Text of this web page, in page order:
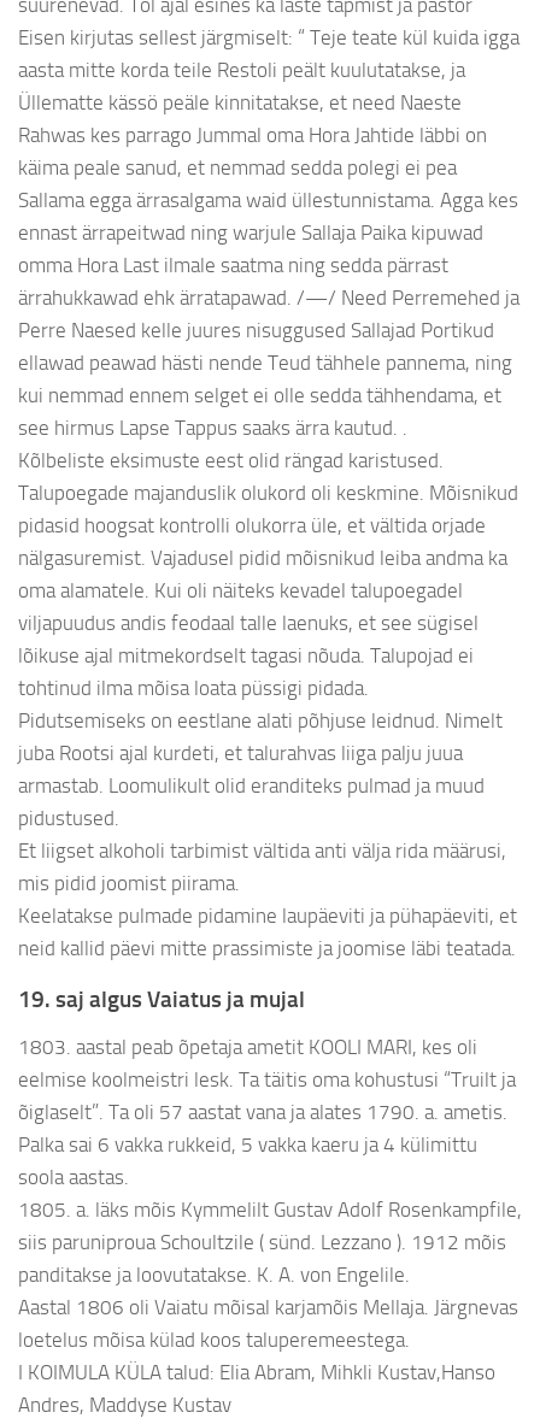
suurenevad. Tol ajal esines ka laste tapmist ja pastor
Eisen kirjutas sellest järgmiselt: “ Teje teate kül kuida igga
aasta mitte korda teile Restoli peält kuulutatakse, ja
Üllematte kässö peäle kinnitatakse, et need Naeste
Rahwas kes parrago Jummal oma Hora Jahtide läbbi on
käima peale sanud, et nemmad sedda polegi ei pea
Sallama egga ärrasalgama waid üllestunnistama. Agga kes
ennast ärrapeitwad ning warjule Sallaja Paika kipuwad
omma Hora Last ilmale saatma ning sedda pärrast
ärrahukkawad ehk ärratapawad. /—/ Need Perremehed ja
Perre Naesed kelle juures nisuggused Sallajad Portikud
ellawad peawad hästi nende Teud tähhele pannema, ning
kui nemmad ennem selget ei olle sedda tähhendama, et
see hirmus Lapse Tappus saaks ärra kautud. .
Kõlbeliste eksimuste eest olid rängad karistused.
Talupoegade majanduslik olukord oli keskmine. Mõisnikud
pidasid hoogsat kontrolli olukorra üle, et vältida orjade
nälgasuremist. Vajadusel pidid mõisnikud leiba andma ka
oma alamatele. Kui oli näiteks kevadel talupoegadel
viljapuudus andis feodaal talle laenuks, et see sügisel
lõikuse ajal mitmekordselt tagasi nõuda. Talupojad ei
tohtinud ilma mõisa loata püssigi pidada.
Pidutsemiseks on eestlane alati põhjuse leidnud. Nimelt
juba Rootsi ajal kurdeti, et talurahvas liiga palju juua
armastab. Loomulikult olid eranditeks pulmad ja muud
pidustused.
Et liigset alkoholi tarbimist vältida anti välja rida määrusi,
mis pidid joomist piirama.
Keelatakse pulmade pidamine laupäeviti ja pühapäeviti, et
neid kallid päevi mitte prassimiste ja joomise läbi teatada.
19. saj algus Vaiatus ja mujal
1803. aastal peab õpetaja ametit KOOLI MARI, kes oli
eelmise koolmeistri lesk. Ta täitis oma kohustusi “Truilt ja
õiglaselt”. Ta oli 57 aastat vana ja alates 1790. a. ametis.
Palka sai 6 vakka rukkeid, 5 vakka kaeru ja 4 külimittu
soola aastas.
1805. a. läks mõis Kymmelilt Gustav Adolf Rosenkampfile,
siis paruniproua Schoultzile ( sünd. Lezzano ). 1912 mõis
panditakse ja loovutatakse. K. A. von Engelile.
Aastal 1806 oli Vaiatu mõisal karjamõis Mellaja. Järgnevas
loetelus mõisa külad koos taluperemeestega.
I KOIMULA KÜLA talud: Elia Abram, Mihkli Kustav,Hanso
Andres, Maddyse Kustav